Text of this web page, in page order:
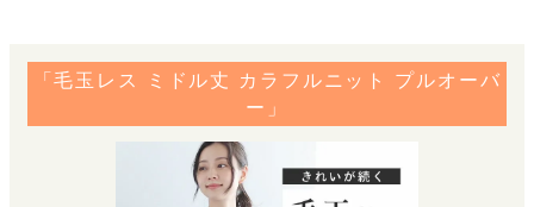
「毛玉レス ミドル丈 カラフルニット プルオーバ
ー」